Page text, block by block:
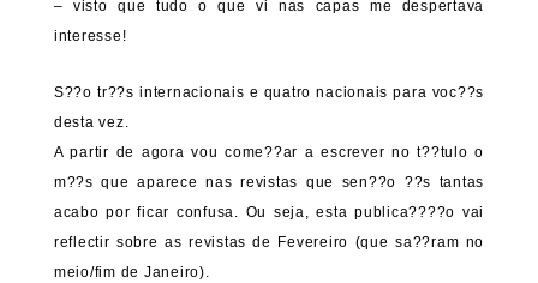
– visto que tudo o que vi nas capas me despertava
interesse!
S??o tr??s internacionais e quatro nacionais para voc??s
desta vez.
A partir de agora vou come??ar a escrever no t??tulo o
m??s que aparece nas revistas que sen??o ??s tantas
acabo por ficar confusa. Ou seja, esta publica????o vai
reflectir sobre as revistas de Fevereiro (que sa??ram no
meio/fim de Janeiro).